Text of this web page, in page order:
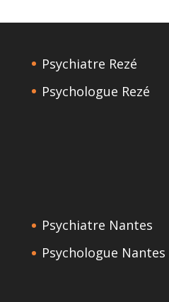
Psychiatre Rezé
Psychologue Rezé
Psychiatre Nantes
Psychologue Nantes